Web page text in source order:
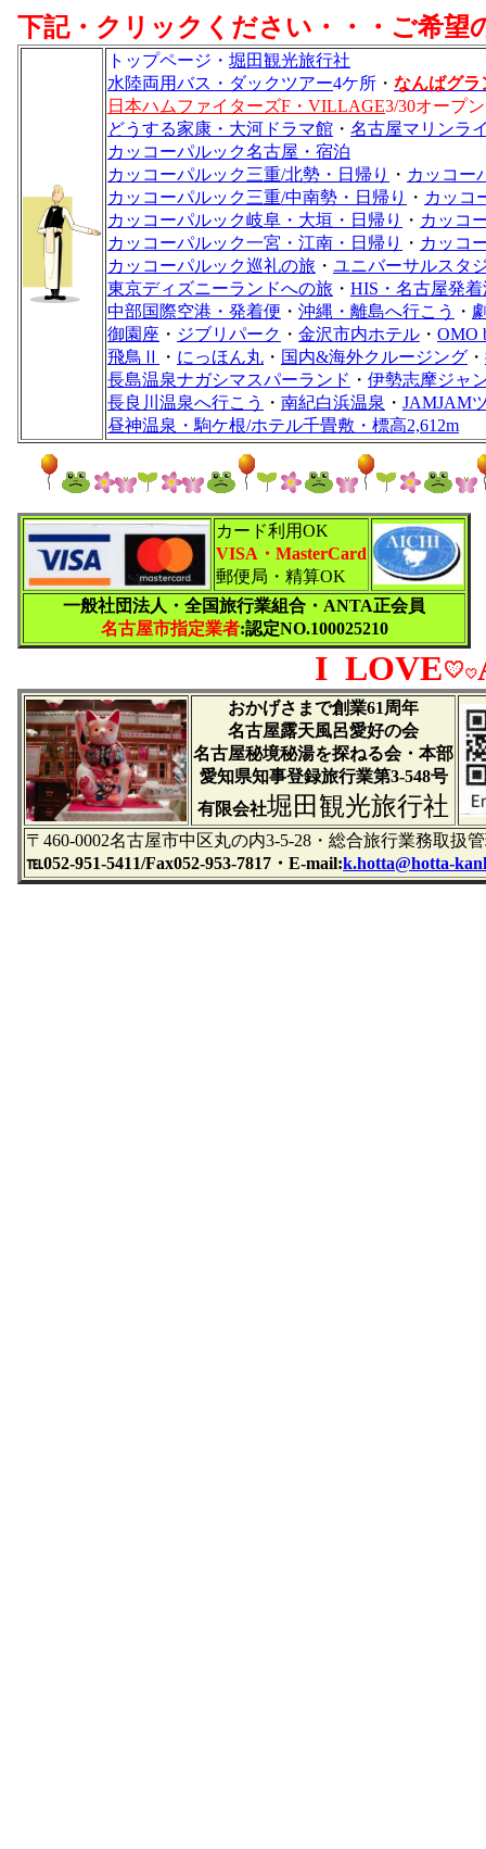
下記・クリックください・・・ご希望
トップページ・ 堀田観光旅行社
水陸両用バス・ダックツアー4ケ所 ・ なんばグラ
日本ハムファイターズF・VILLAGE3/30オープン
どうする家康・大河ドラマ館 ・ 名古屋マリンラ
カッコーパルック名古屋・宿泊
カッコーパルック三重/北勢・日帰り
・ カッコー
カッコーパルック三重/中南勢・日帰り
・ カッコ
カッコーパルック岐阜・大垣・日帰り
・ カッコ
カッコーパルック一宮・江南・日帰り
・ カッコ
カッコーパルック巡礼の旅 ・ ユニバーサルスタ
東京ディズニーランドへの旅 ・ HIS・名古屋発
中部国際空港・発着便 ・ 沖縄・離島へ行こう ・
御園座 ・ ジブリパーク ・ 金沢市内ホテル ・ OMO
飛鳥Ⅱ
・ にっほん丸 ・ 国内&海外クルージング ・
長島温泉ナガシマスパーランド ・ 伊勢志摩ジャ
長良川温泉へ行こう
・ 南紀白浜温泉 ・ JAMJAM
昼神温泉・駒ケ根/ホテル千畳敷・標高2,612m
カード利用OK
VISA・MasterCard
郵便局・精算OK
一般社団法人・全国旅行業組合・ANTA正会員
名古屋市指定業者:認定NO.100025210
I LOVE
おかげさまで創業61周年
名古屋露天風呂愛好の会
名古屋秘境秘湯を探ねる会・本部
愛知県知事登録旅行業第3-548号
有限会社堀田観光旅行社
〒460-0002名古屋市中区丸の内3-5-28・総合旅行業務取
℡052-951-5411/Fax052-953-7817・ E-mail:k.hotta@hotta-